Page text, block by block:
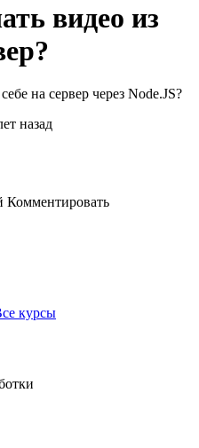
видео из
на сервер через Node.JS?
назад
Комментировать
курсы